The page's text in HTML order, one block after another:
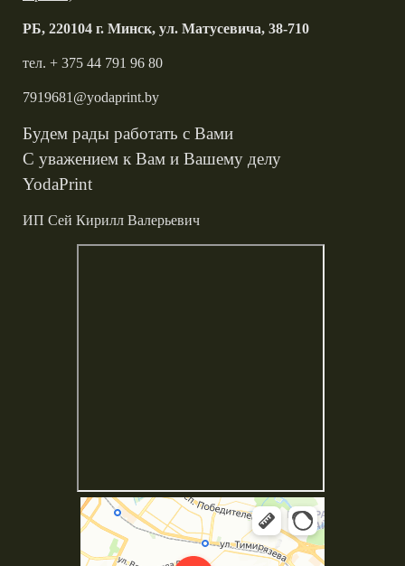
РБ, 220104 г. Минск, ул. Матусевича, 38-710
тел. + 375 44 791 96 80
7919681@yodaprint.by
Будем рады работать с Вами
С уважением к Вам и Вашему делу
YodaPrint
ИП Сей Кирилл Валерьевич